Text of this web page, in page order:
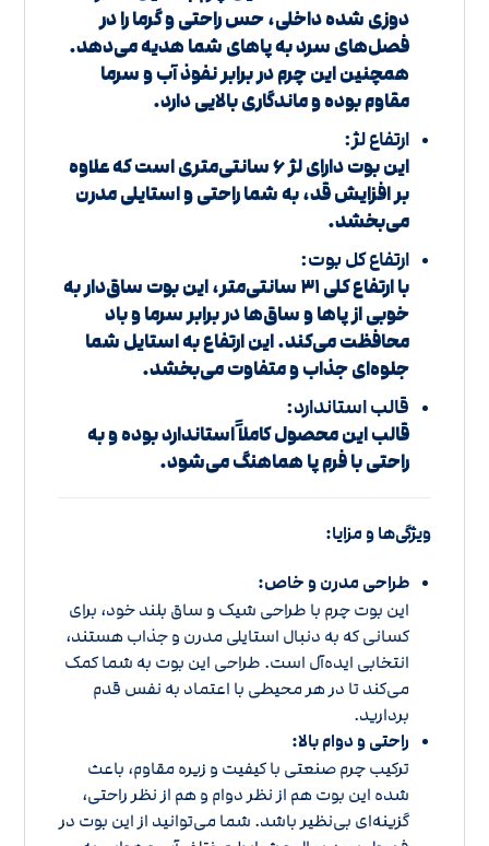
دوزی شده داخلی، حس راحتی و گرما را در
فصل‌های سرد به پاهای شما هدیه می‌دهد.
همچنین این چرم در برابر نفوذ آب و سرما
مقاوم بوده و ماندگاری بالایی دارد.
ارتفاع لژ:
این بوت دارای لژ 6 سانتی‌متری است که علاوه
بر افزایش قد، به شما راحتی و استایلی مدرن
می‌بخشد.
ارتفاع کل بوت:
با ارتفاع کلی 31 سانتی‌متر، این بوت ساق‌دار به
خوبی از پاها و ساق‌ها در برابر سرما و باد
محافظت می‌کند. این ارتفاع به استایل شما
جلوه‌ای جذاب و متفاوت می‌بخشد.
قالب استاندارد:
قالب این محصول کاملاً استاندارد بوده و به
راحتی با فرم پا هماهنگ می‌شود.
ویژگی‌ها و مزایا:
طراحی مدرن و خاص:
این بوت چرم با طراحی شیک و ساق بلند خود، برای
کسانی که به دنبال استایلی مدرن و جذاب هستند،
انتخابی ایده‌آل است. طراحی این بوت به شما کمک
می‌کند تا در هر محیطی با اعتماد به نفس قدم
بردارید.
راحتی و دوام بالا:
ترکیب چرم صنعتی با کیفیت و زیره مقاوم، باعث
شده این بوت هم از نظر دوام و هم از نظر راحتی،
گزینه‌ای بی‌نظیر باشد. شما می‌توانید از این بوت در